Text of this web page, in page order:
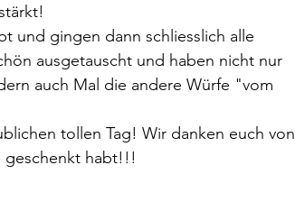
und gingen dann schliesslich alle
ausgetauscht und haben nicht nur
auch Mal die andere Würfe "vom
tollen Tag! Wir danken euch von
geschenkt habt!!!